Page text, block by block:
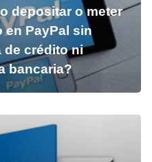
depositar o meter
en PayPal sin
de crédito ni
bancaria?